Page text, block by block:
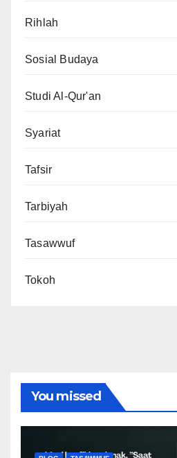
Rihlah
Sosial Budaya
Studi Al-Qur'an
Syariat
Tafsir
Tarbiyah
Tasawwuf
Tokoh
You missed